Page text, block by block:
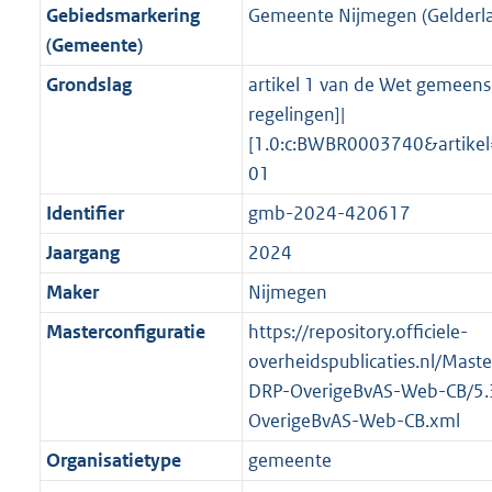
f
o
t
b
n
f
a
t
K
b
i
n
a
a
t
b
e
i
m
a
a
t
2
K
o
o
t
t
e
2
K
b
r
o
o
t
t
:
2
K
b
Gebiedsmarkering
(Gemeente)
Gemeente Nijmegen
Grondslag
artikel 1 van de Wet
regelingen]|
01
Identifier
gmb-2024-420617
Jaargang
2024
Maker
Nijmegen
Masterconfiguratie
https://repository.officiele-
overheidspublicaties.nl/
DRP-OverigeBvAS-Web-CB/
OverigeBvAS-Web-CB.xml
Organisatietype
gemeente